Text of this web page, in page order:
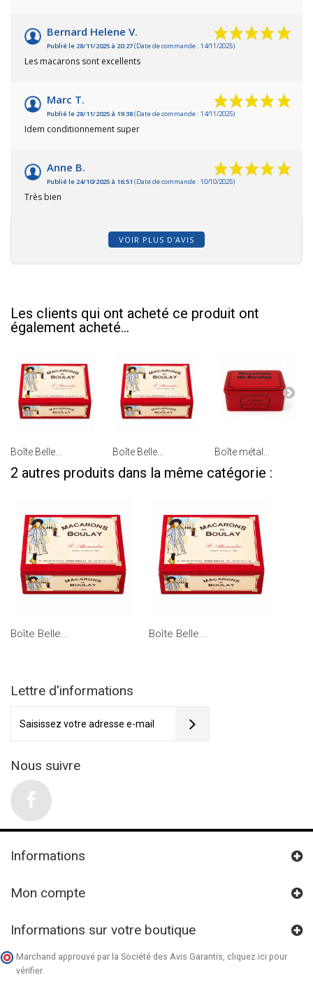
Bernard Helene V.
Publié le 28/11/2025 à 20:27(Date de commande : 14/11/2025)
Les macarons sont excellents
Marc T.
Publié le 28/11/2025 à 19:38(Date de commande : 14/11/2025)
Idem conditionnement super
Anne B.
Publié le 24/10/2025 à 16:51 (Date de commande : 10/10/2025)
Très bien
VOIR PLUS D'AVIS
Les clients qui ont acheté ce produit ont
également acheté...
Boîte Belle... Boîte Belle... Boîte métal...
2 autres produits dans la même catégorie :
Boîte Belle... Boîte Belle...
Lettre d'informations
Nous suivre
Informations
Mon compte
Informations sur votre boutique
Marchand approuvé par la Société des Avis Garantis, cliquez ici pour
vérifier.